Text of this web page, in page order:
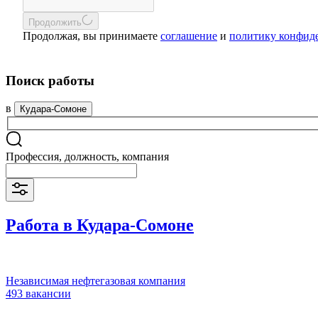
Продолжить
Продолжая, вы принимаете соглашение и политику
Поиск работы
в Кудара-Сомоне
Профессия, должность, компания
Работа в Кудара-Сомоне
Независимая нефтегазовая компания
493 вакансии